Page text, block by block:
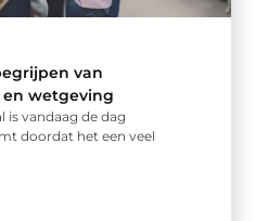
van
wetgeving
is vandaag de dag
doordat het een veel